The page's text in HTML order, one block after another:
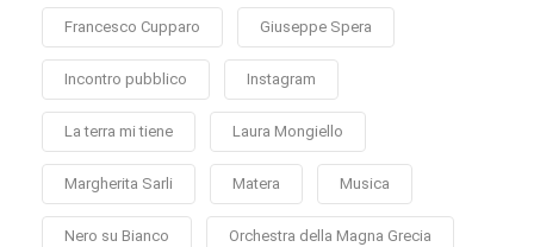
Francesco Cupparo Giuseppe Spera
Incontro pubblico Instagram
La terra mi tiene Laura Mongiello
Margherita Sarli Matera Musica
Nero su Bianco Orchestra della Magna Grecia